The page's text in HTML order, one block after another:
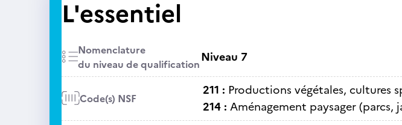
L'essentiel
Nomenclature
du niveau de qualificationNiveau 7
Code(s) NSF
211 : Productions végétales, cultures
214 : Aménagement paysager (parcs,